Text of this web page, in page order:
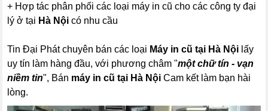
+ Hợp tác phân phối các loại máy in cũ cho các công ty đại
lý ở tại Hà Nội có nhu cầu
Tin Đại Phát chuyên bán các loại Máy in cũ tại Hà Nội lấy
uy tín làm hàng đầu, với phương châm "một chữ tín - vạn
niềm tin", Bán máy in cũ tại Hà Nội Cam kết làm bạn hài
lòng.